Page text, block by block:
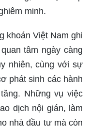
minh.
khoán Việt Nam ghi
tâm ngày càng
nhiên, cùng với sự
phát sinh các hành
Những vụ việc
dịch nội gián, làm
nhà đầu tư mà còn